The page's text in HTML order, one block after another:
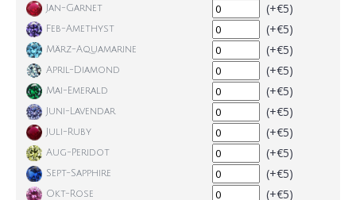
Jan-Garnet (+€5)
Feb-Amethyst (+€5)
März-Aquamarine (+€5)
April-Diamond (+€5)
Mai-Emerald (+€5)
Juni-Lavendar (+€5)
Juli-Ruby (+€5)
Aug-Peridot (+€5)
Sept-Sapphire (+€5)
Okt-Rose (+€5)